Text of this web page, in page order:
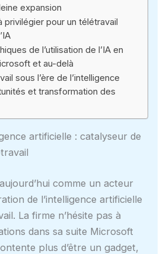
expansion
privilégier pour un télétravail
de l’utilisation de l’IA en
et au-delà
sous l’ère de l’intelligence
et transformation des
artificielle : catalyseur de
comme un acteur
de l’intelligence artificielle
La firme n’hésite pas à
dans sa suite Microsoft
plus d’être un gadget,